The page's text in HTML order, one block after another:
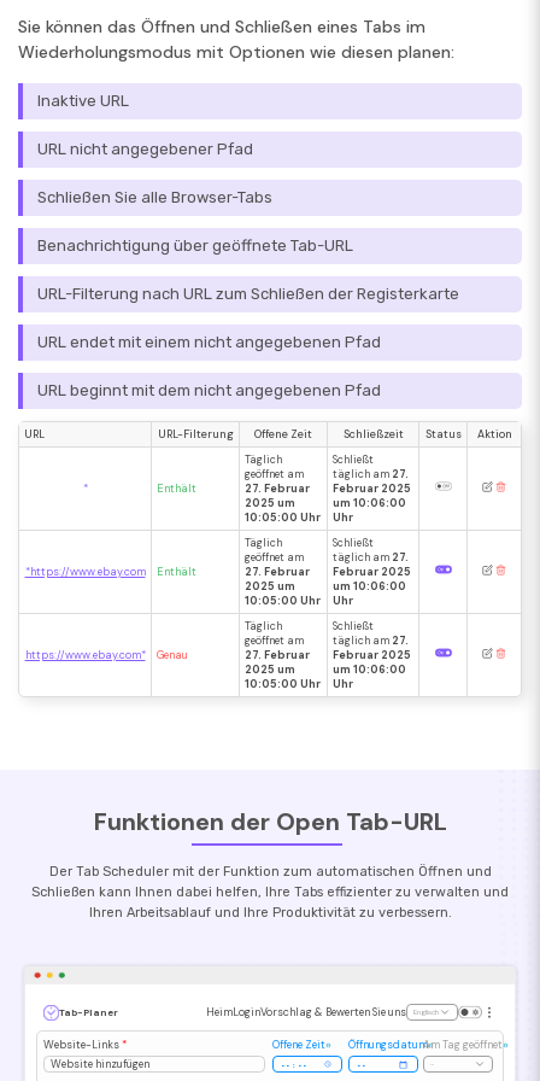
Sie können das Öffnen und Schließen eines Tabs im
Wiederholungsmodus mit Optionen wie diesen planen:
Inaktive URL
URL nicht angegebener Pfad
Schließen Sie alle Browser-Tabs
Benachrichtigung über geöffnete Tab-URL
URL-Filterung nach URL zum Schließen der Registerkarte
URL endet mit einem nicht angegebenen Pfad
URL beginnt mit dem nicht angegebenen Pfad
URL URL-Filterung Offene Zeit Schließzeit Status Aktion
* Enthält
Täglich
geöffnet am
27. Februar
2025 um
10:05:00 Uhr
Schließt
täglich am 27.
Februar 2025
um 10:06:00
Uhr
*https://www.ebay.com Enthält
Täglich
geöffnet am
27. Februar
2025 um
10:05:00 Uhr
Schließt
täglich am 27.
Februar 2025
um 10:06:00
Uhr
https://www.ebay.com* Genau
Täglich
geöffnet am
27. Februar
2025 um
10:05:00 Uhr
Schließt
täglich am 27.
Februar 2025
um 10:06:00
Uhr
Funktionen der Open Tab-URL
Der Tab Scheduler mit der Funktion zum automatischen Öffnen und
Schließen kann Ihnen dabei helfen, Ihre Tabs effizienter zu verwalten und
Ihren Arbeitsablauf und Ihre Produktivität zu verbessern.
Tab-Planer HeimLoginVorschlag & Bewerten Sie uns Englisch
Website-Links*
Website hinzufügen
Offene Zeit ÖffnungsdatumAm Tag geöffnet
-